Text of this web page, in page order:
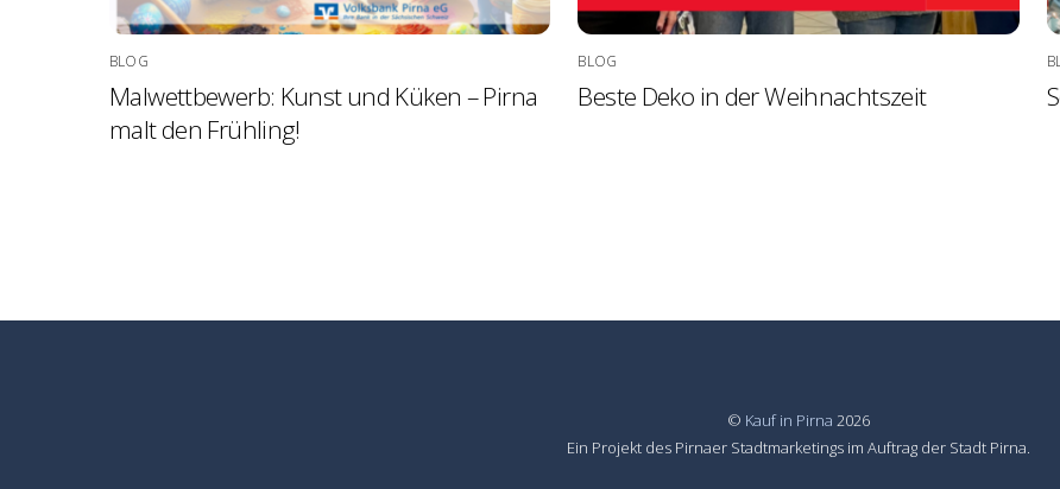
BLOG
Malwettbewerb: Kunst und Küken – Pirna
malt den Frühling!
BLOG
Beste Deko in der Weihnachtszeit
© Kauf in Pirna 2026
Ein Projekt des Pirnaer Stadtmarketings im Auftrag der Stadt Pirna.